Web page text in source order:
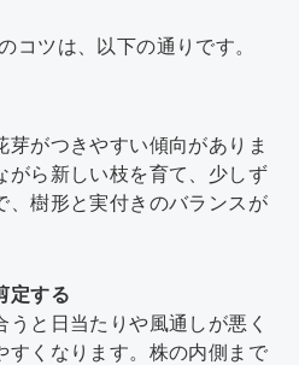
コツは、以下の通りです。
芽がつきやすい傾向がありま
がら新しい枝を育て、少しず
、樹形と実付きのバランスが
定する
うと日当たりや風通しが悪く
すくなります。株の内側まで